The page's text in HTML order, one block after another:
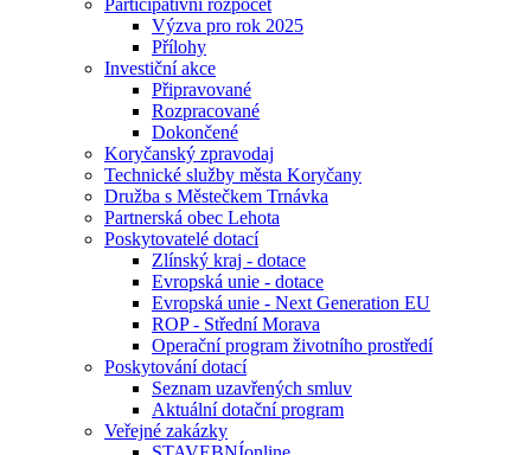
Participativní rozpočet
Výzva pro rok 2025
Přílohy
Investiční akce
Připravované
Rozpracované
Dokončené
Koryčanský zpravodaj
Technické služby města Koryčany
Družba s Městečkem Trnávka
Partnerská obec Lehota
Poskytovatelé dotací
Zlínský kraj - dotace
Evropská unie - dotace
Evropská unie - Next Generation EU
ROP - Střední Morava
Operační program životního prostředí
Poskytování dotací
Seznam uzavřených smluv
Aktuální dotační program
Veřejné zakázky